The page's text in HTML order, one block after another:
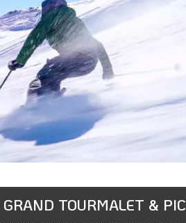
GRAND TOURMALET &